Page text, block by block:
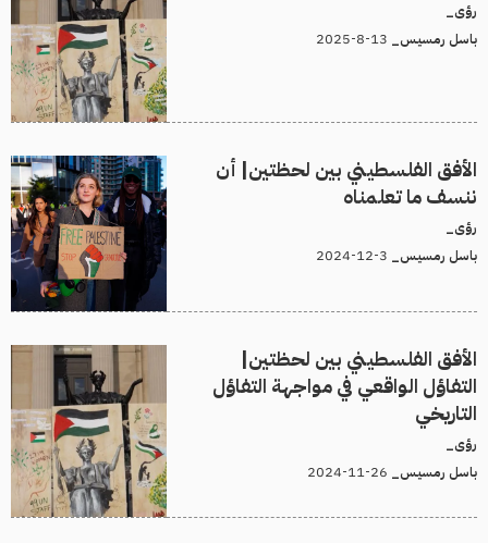
رؤى_
باسل رمسيس_
الأفق الفلسطيني بين لحظتين| أن
ننسف ما تعلمناه
رؤى_
باسل رمسيس_
الأفق الفلسطيني بين لحظتين|
التفاؤل الواقعي في مواجهة التفاؤل
التاريخي
رؤى_
باسل رمسيس_